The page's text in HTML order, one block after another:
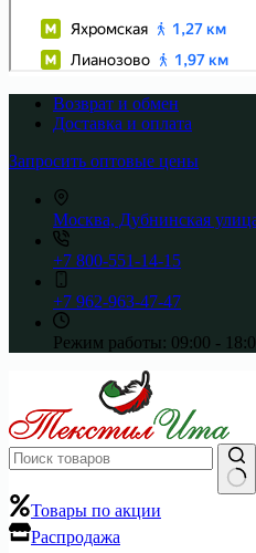
Возврат и обмен
Доставка и оплата
Запросить оптовые цены
Москва, Дубнинская
+7 800-551-14-15
+7 962-963-47-47
Режим работы: 09:00 -
Ничего
не
найдено
Товары по акции
Распродажа